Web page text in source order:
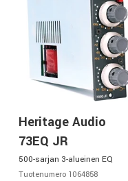
Heritage Audio
73EQ JR
500-sarjan 3-alueinen EQ
Tuotenumero 1064858